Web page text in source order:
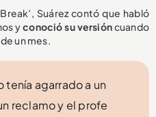
Break’, Suárez contó que habló
yconoció su versióncuando
un mes.
tenía agarrado a un
reclamo y el profe